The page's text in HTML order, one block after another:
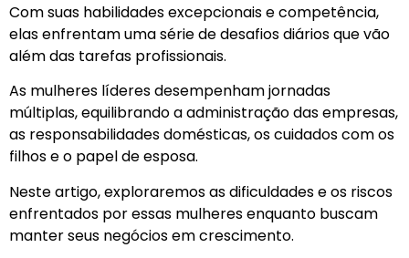
Com suas habilidades excepcionais e competência,
elas enfrentam uma série de desafios diários que vão
além das tarefas profissionais.
As mulheres líderes desempenham jornadas
múltiplas, equilibrando a administração das empresas,
as responsabilidades domésticas, os cuidados com os
filhos e o papel de esposa.
Neste artigo, exploraremos as dificuldades e os riscos
enfrentados por essas mulheres enquanto buscam
manter seus negócios em crescimento.